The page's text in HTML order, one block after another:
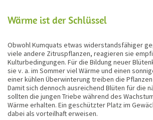
Wärme ist der Schlüssel
Obwohl Kumquats etwas widerstandsfähiger
viele andere Zitruspflanzen, reagieren sie
Kulturbedingungen. Für die Bildung neuer
sie v. a. im Sommer viel Wärme und einen
einer kühlen Überwinterung treiben die
Damit sich dennoch ausreichend Blüten für die
sollten die jungen Triebe während des
Wärme erhalten. Ein geschützter Platz im
dabei als vorteilhaft erweisen.